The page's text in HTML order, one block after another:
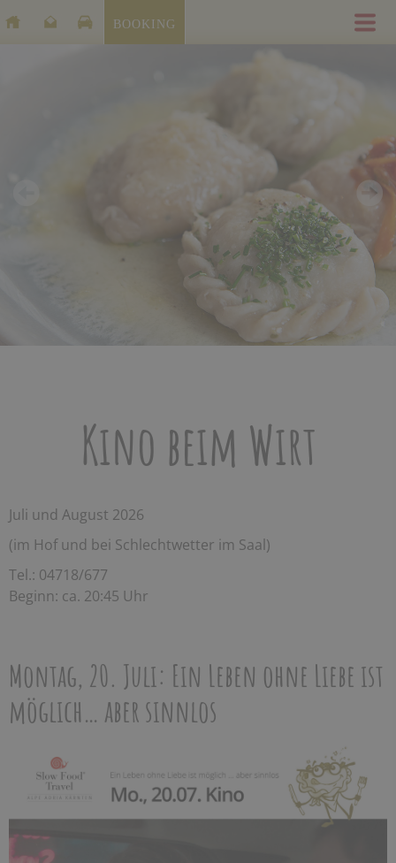
BOOKING
Kino beim Wirt
Juli und August 2026
(im Hof und bei Schlechtwetter im Saal)
Tel.: 04718/677
Beginn: ca. 20:45 Uhr
Montag, 20. Juli: Ein Leben ohne Liebe ist
möglich… aber sinnlos